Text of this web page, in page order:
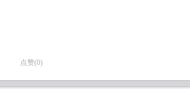
点赞(0)